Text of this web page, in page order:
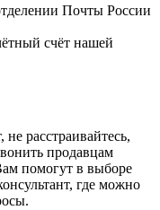
Почты России
счёт нашей
не расстраивайтесь,
продавцам
помогут в выборе
где можно